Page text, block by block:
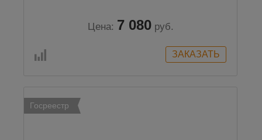
Цена: 7 080 руб.
Госреестр